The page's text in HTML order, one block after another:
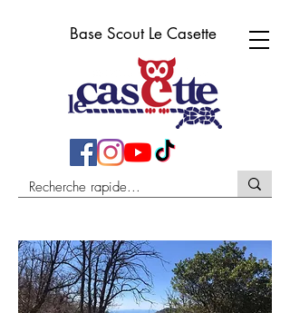
Base Scout Le Casette